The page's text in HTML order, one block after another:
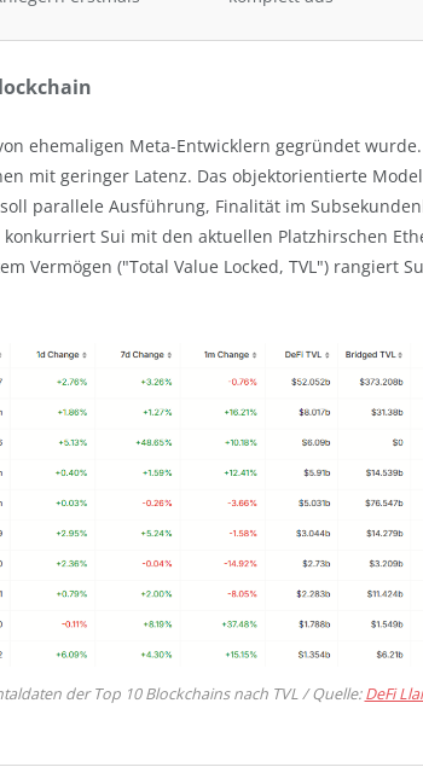
ehemaligen Meta-Entwicklern gegründet
mit geringer Latenz. Das objektorientierte
parallele Ausführung, Finalität im
Sui mit den aktuellen Platzhirschen
Vermögen ("Total Value Locked, TVL") rangiert
der Top 10 Blockchains nach TVL / Quelle:DeFi